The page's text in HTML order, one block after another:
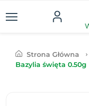
Strona Główna
Bazylia święta 0.50g